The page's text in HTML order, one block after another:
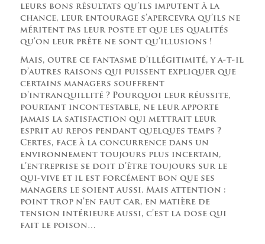
leurs bons résultats qu’ils imputent à la
chance, leur entourage s’apercevra qu’ils ne
méritent pas leur poste et que les qualités
qu’on leur prête ne sont qu’illusions !
Mais, outre ce fantasme d’illégitimité, y a-t-il
d’autres raisons qui puissent expliquer que
certains managers souffrent
d’intranquillité ? Pourquoi leur réussite,
pourtant incontestable, ne leur apporte
jamais la satisfaction qui mettrait leur
esprit au repos pendant quelques temps ?
Certes, face à la concurrence dans un
environnement toujours plus incertain,
l’entreprise se doit d’être toujours sur le
qui-vive et il est forcément bon que ses
managers le soient aussi. Mais attention :
point trop n’en faut car, en matière de
tension intérieure aussi, c’est la dose qui
fait le poison…